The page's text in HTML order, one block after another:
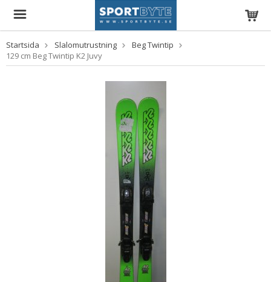
Startsida Slalomutrustning
Beg Twintip
129 cm Beg Twintip K2 Juvy